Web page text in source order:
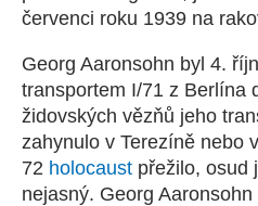
červenci roku 1939 na
Georg Aaronsohn byl 4.
transportem I/71 z Berlína
židovských vězňů jeho
zahynulo v Terezíně nebo
72 holocaust přežilo, osud
nejasný. Georg